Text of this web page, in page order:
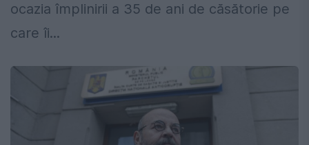
ocazia împlinirii a 35 de ani de căsătorie pe
care îi...